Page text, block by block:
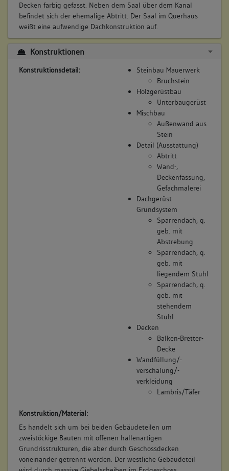
Decken farbig gefasst. Neben dem Saal über dem Kanal
befindet sich der ehemalige Abtritt. Der Saal im Querhaus
weißt eine aufwendige Dachkonstruktion auf.
Konstruktionen
Konstruktionsdetail:
Steinbau Mauerwerk
Bruchstein
Holzgerüstbau
Unterbaugerüst
Mischbau
Außenwand aus
Stein
Detail (Ausstattung)
Abtritt
Wand-,
Deckenfassung,
Gefachmalerei
Dachgerüst
Grundsystem
Sparrendach, q.
geb. mit
Abstrebung
Sparrendach, q.
geb. mit
liegendem Stuhl
Sparrendach, q.
geb. mit
stehendem
Stuhl
Decken
Balken-Bretter-
Decke
Wandfüllung/-
verschalung/-
verkleidung
Lambris/Täfer
Konstruktion/Material:
Es handelt sich um bei beiden Gebäudeteilen um
zweistöckige Bauten mit offenen hallenartigen
Grundrisstrukturen, die aber durch Geschossdecken
voneinander getrennt werden. Der westliche Gebäudeteil